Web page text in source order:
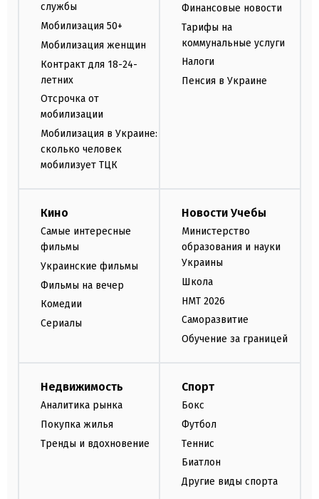
службы
Мобилизация 50+
Мобилизация женщин
Контракт для 18-24-
летних
Отсрочка от
мобилизации
Мобилизация в Украине:
сколько человек
мобилизует ТЦК
Финансовые новости
Тарифы на
коммунальные услуги
Налоги
Пенсия в Украине
Кино
Самые интересные
фильмы
Украинские фильмы
Фильмы на вечер
Комедии
Сериалы
Новости Учебы
Министерство
образования и науки
Украины
Школа
НМТ 2026
Саморазвитие
Обучение за границей
Недвижимость
Аналитика рынка
Покупка жилья
Тренды и вдохновение
Спорт
Бокс
Футбол
Теннис
Биатлон
Другие виды спорта